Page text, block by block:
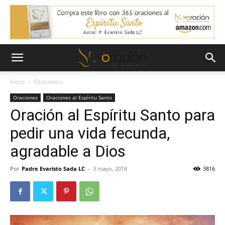
Inicio Oraciones
Oraciones Oraciones al Espíritu Santo
Oración al Espíritu Santo para
pedir una vida fecunda,
agradable a Dios
Por Padre Evaristo Sada LC - 3 mayo, 2018 3816